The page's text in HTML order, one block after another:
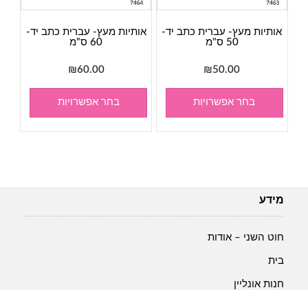
אותיות מעץ- עברית כתב יד-
50 ס"מ
₪50.00
בחר אפשרויות
אותיות מעץ- עברית כתב יד-
60 ס"מ
₪60.00
בחר אפשרויות
מידע
חוט השני – אודות
בית
חנות אונליין